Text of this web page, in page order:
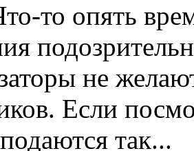
то опять
не
Если
так...